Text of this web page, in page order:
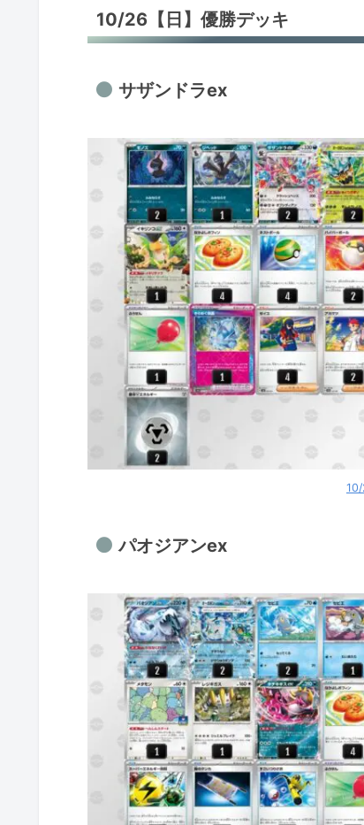
サザンドラex
カミツオロチex
メガサメハダーex
イワパレス
イワパレス
メガガルーラex
リククラゲex
おまつりおんど
おまつりおんど
おまつりおんど
おまつりおんど
テラスタルバレット
ドラパルトex＋リザー
10/25【土】優勝デッキ
クエスパトラex
デカヌチャンex
デカヌチャンex
ストリンダーバレット
メガサメハダーex
メガガルーラex
10/26【日】優勝デッキ
サザンドラex
パオジアンex